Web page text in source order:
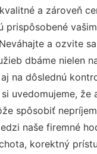
a zároveň
prispôsobené
a ozvite
dbáme nielen
na dôslednú
uvedomujeme, že
spôsobiť
naše firemné
korektný